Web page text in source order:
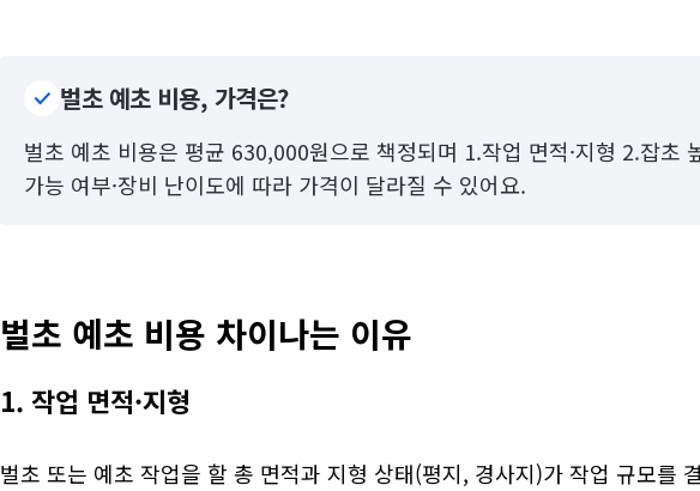
벌초 예초 비용, 가격은?
벌초 예초 비용은 평균 630,000원으로 책정되며 1.작업 면적·지형 2.잡초
가능 여부·장비 난이도에 따라 가격이 달라질 수 있어요.
벌초 예초 비용 차이나는 이유
1. 작업 면적·지형
벌초 또는 예초 작업을 할 총 면적과 지형 상태(평지, 경사지)가 작업 규모를